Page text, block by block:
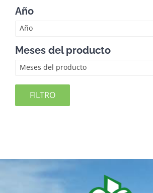
Año
Año
Meses del producto
Meses del producto
FILTRO